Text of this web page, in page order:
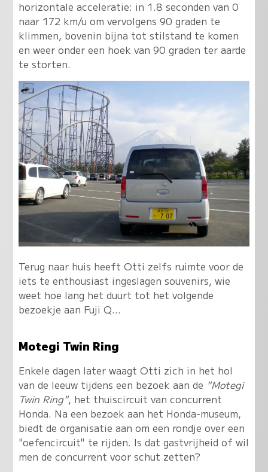
horizontale acceleratie: in 1.8 seconden van 0
naar 172 km/u om vervolgens 90 graden te
klimmen, bovenin bijna tot stilstand te komen
en weer onder een hoek van 90 graden ter aarde
te storten.
Terug naar huis heeft Otti zelfs ruimte voor de
iets te enthousiast ingeslagen souvenirs, wie
weet hoe lang het duurt tot het volgende
bezoekje aan Fuji Q...
Motegi Twin Ring
Enkele dagen later waagt Otti zich in het hol
van de leeuw tijdens een bezoek aan de "Motegi
Twin Ring", het thuiscircuit van concurrent
Honda. Na een bezoek aan het Honda-museum,
biedt de organisatie aan om een rondje over een
"oefencircuit" te rijden. Is dat gastvrijheid of wil
men de concurrent voor schut zetten?